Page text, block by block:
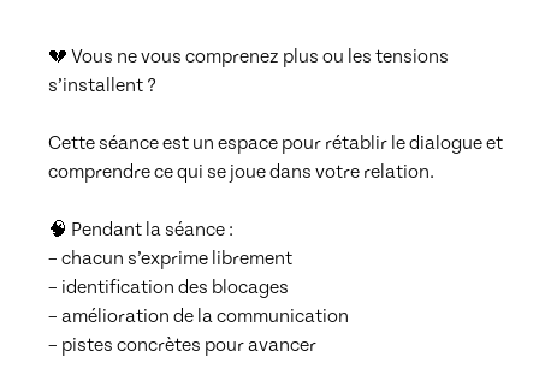
💔 Vous ne vous comprenez plus ou les tensions
s’installent ?
Cette séance est un espace pour rétablir le dialogue et
comprendre ce qui se joue dans votre relation.
🧠 Pendant la séance :
– chacun s’exprime librement
– identification des blocages
– amélioration de la communication
– pistes concrètes pour avancer